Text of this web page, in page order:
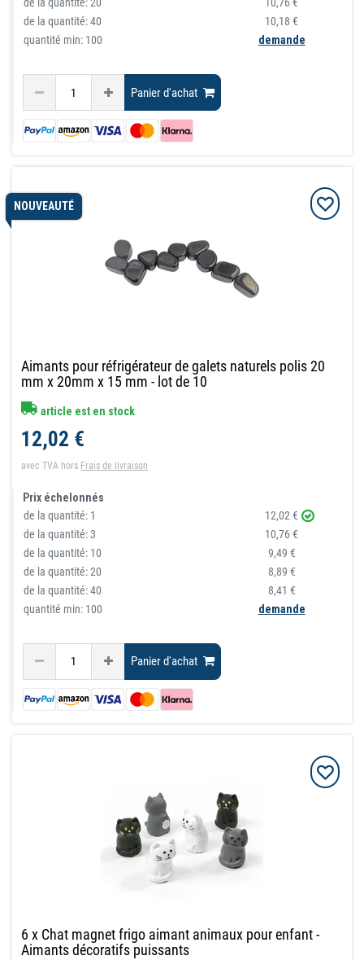
de la quantité:40
10,18 €
quantité min: 100
demande
Panier d'achat
NOUVEAUTÉ
Aimants pour réfrigérateur de galets naturels polis 20
mm x 20mm x 15 mm - lot de 10
article est en stock
12,02 €
avec TVA hors Frais de livraison
Prix échelonnés
de la quantité: 1
12,02 €
de la quantité:3
10,76 €
de la quantité: 10
9,49 €
de la quantité:20
8,89 €
de la quantité:40
8,41 €
quantité min: 100
demande
Panier d'achat
6 x Chat magnet frigo aimant animaux pour enfant -
Aimants décoratifs puissants